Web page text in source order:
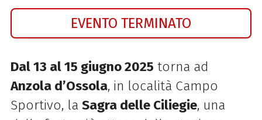
EVENTO TERMINATO
Dal 13 al 15 giugno 2025 torna ad
Anzola d’Ossola, in località Campo
Sportivo, la Sagra delle Ciliegie, una